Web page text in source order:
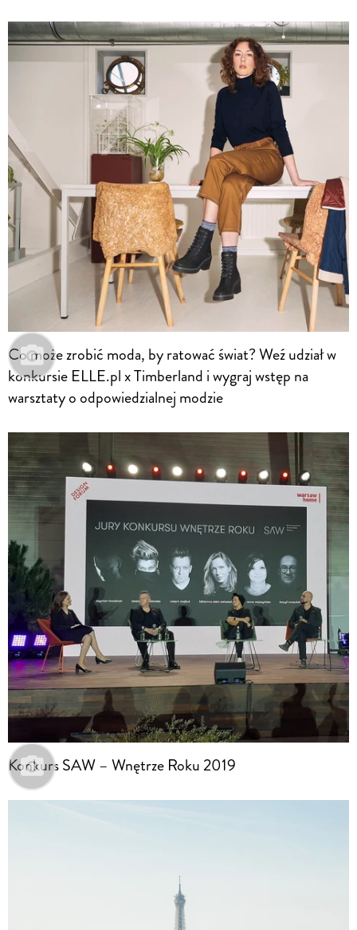
Co może zrobić moda, by ratować świat? Weź udział w
konkursie ELLE.pl x Timberland i wygraj wstęp na
warsztaty o odpowiedzialnej modzie
Konkurs SAW – Wnętrze Roku 2019